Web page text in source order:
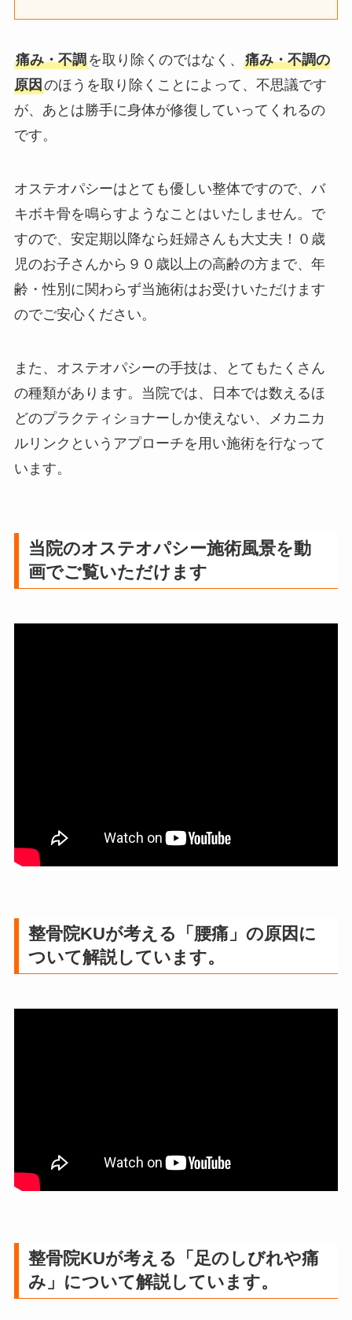
痛み・不調を取り除くのではなく、 痛み・不調の
原因のほうを取り除くことによって、不思議です
が、あとは勝手に身体が修復していってくれるの
です。
オステオパシーはとても優しい整体ですので、バ
キボキ骨を鳴らすようなことはいたしません。で
すので、安定期以降なら妊婦さんも大丈夫！０歳
児のお子さんから９０歳以上の高齢の方まで、年
齢・性別に関わらず当施術はお受けいただけます
のでご安心ください。
また、オステオパシーの手技は、とてもたくさん
の種類があります。当院では、日本では数えるほ
どのプラクティショナーしか使えない、メカニカ
ルリンクというアプローチを用い施術を行なって
います。
当院のオステオパシー施術風景を動
画でご覧いただけます
整骨院KUが考える「腰痛」の原因に
ついて解説しています。
整骨院KUが考える「足のしびれや痛
み」について解説しています。